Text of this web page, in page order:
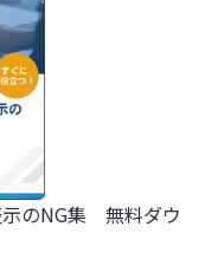
示のNG集 無料ダウ